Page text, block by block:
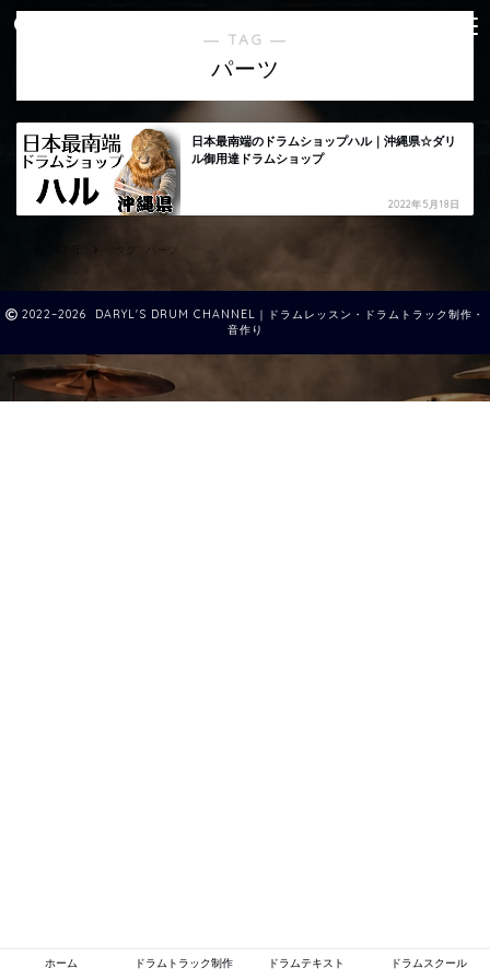
― TAG ―
パーツ
日本最南端のドラムショップハル｜沖縄県☆ダリ
ル御用達ドラムショップ
2022年5月18日
タグ : パーツ
2022–2026 DARYL'S DRUM CHANNEL｜ドラムレッスン・ドラムトラック制作・
音作り
ホーム ドラムトラック制作 ドラムテキスト ドラムスクール